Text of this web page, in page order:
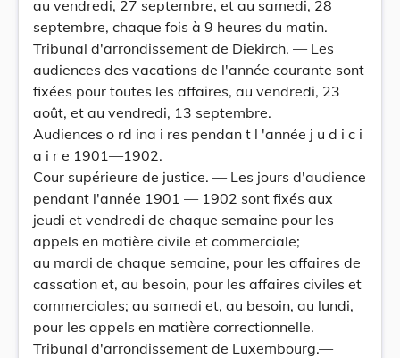
au vendredi, 27 septembre, et au samedi, 28
septembre, chaque fois à 9 heures du matin.
Tribunal d'arrondissement de Diekirch. — Les
audiences des vacations de l'année courante sont
fixées pour toutes les affaires, au vendredi, 23
août, et au vendredi, 13 septembre.
Audiences o rd ina i res pendan t l 'année j u d i c i
a i r e 1901—1902.
Cour supérieure de justice. — Les jours d'audience
pendant l'année 1901 — 1902 sont fixés aux
jeudi et vendredi de chaque semaine pour les
appels en matière civile et commerciale;
au mardi de chaque semaine, pour les affaires de
cassation et, au besoin, pour les affaires civiles et
commerciales; au samedi et, au besoin, au lundi,
pour les appels en matière correctionnelle.
Tribunal d'arrondissement de Luxembourg.—